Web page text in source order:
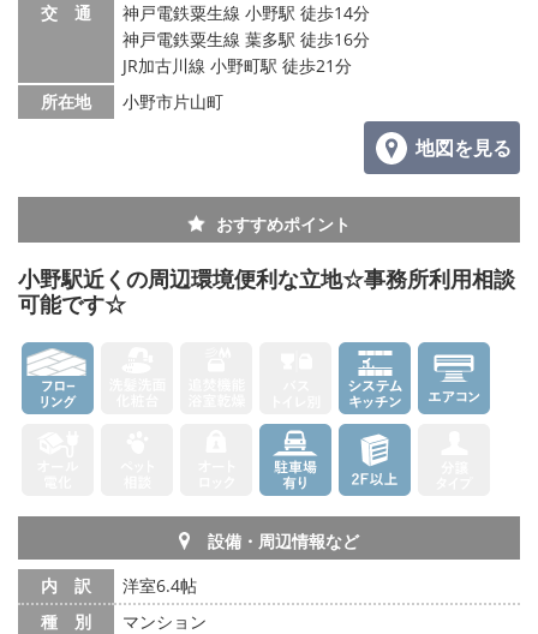
メールでお問い合わせ
交 通
神戸電鉄粟生線 小野駅 徒歩14分
神戸電鉄粟生線 葉多駅 徒歩16分
JR加古川線 小野町駅 徒歩21分
所在地
小野市片山町
地図を見る
おすすめポイント
小野駅近くの周辺環境便利な立地☆事務所利用相談
可能です☆
設備・周辺情報など
内 訳
洋室6.4帖
種 別
マンション